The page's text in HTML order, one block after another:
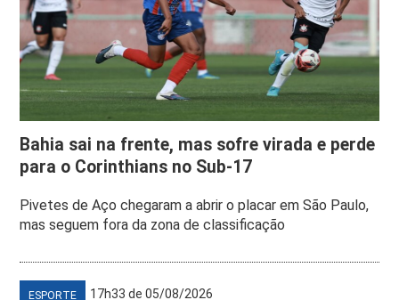
Bahia sai na frente, mas sofre virada e perde
para o Corinthians no Sub-17
Pivetes de Aço chegaram a abrir o placar em São Paulo,
mas seguem fora da zona de classificação
ESPORTE 17h33 de 05/08/2026